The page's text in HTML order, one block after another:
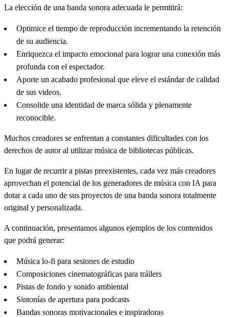
La elección de una banda sonora adecuada le permitirá:
Optimice el tiempo de reproducción incrementando la retención
de su audiencia.
Enriquezca el impacto emocional para lograr una conexión más
profunda con el espectador.
Aporte un acabado profesional que eleve el estándar de calidad
de sus videos.
Consolide una identidad de marca sólida y plenamente
reconocible.
Muchos creadores se enfrentan a constantes dificultades con los
derechos de autor al utilizar música de bibliotecas públicas.
En lugar de recurrir a pistas preexistentes, cada vez más creadores
aprovechan el potencial de los generadores de música con IA para
dotar a cada uno de sus proyectos de una banda sonora totalmente
original y personalizada.
A continuación, presentamos algunos ejemplos de los contenidos
que podrá generar:
Música lo-fi para sesiones de estudio
Composiciones cinematográficas para tráilers
Pistas de fondo y sonido ambiental
Sintonías de apertura para podcasts
Bandas sonoras motivacionales e inspiradoras